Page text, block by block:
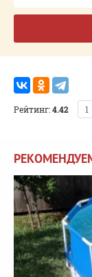
Рейтинг:4.42 1